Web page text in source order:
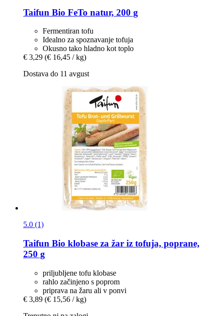
Taifun Bio FeTo natur, 200 g
Fermentiran tofu
Idealno za spoznavanje tofuja
Okusno tako hladno kot toplo
€ 3,29 (€ 16,45 / kg)
Dostava do 11 avgust
5.0 (1)
Taifun Bio klobase za žar iz tofuja, poprane,
250 g
priljubljene tofu klobase
rahlo začinjeno s poprom
priprava na žaru ali v ponvi
€ 3,89 (€ 15,56 / kg)